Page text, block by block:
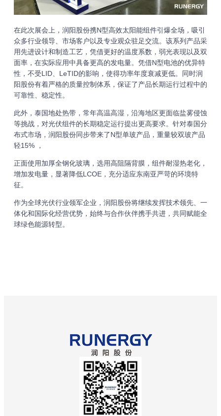
在此次展会上，润阳股份携N型高效太阳能组件引爆全场，吸引
众多行业领导、市场客户以及专业观众驻足交流。该系列产品采
用先进设计和制造工艺，凭借更好的温度系数，弱光表现以及双
面率，在实际应用中具备更高的发电量。凭借N型电池的优异特
性，不受LID、LeTID的影响，使得功率年度衰减更低。同时润
阳股份有着严格的质量控制体系，保证了产品长期运行过程中的
可靠性、稳定性。
此外，泰国地处热带，常年高温高湿，沿海地区更面临盐雾侵蚀
等挑战，对光伏组件的长期稳定运行提出更高要求。针对泰国分
布式市场，润阳股份同步带来了N型单玻产品，重量较双玻产品
轻15% ，
正面使用加厚全钢化玻璃，选用高阻隔背膜，组件耐湿热老化，
增加发电量，显著降低LCOE，充分适应东南亚严苛的环境特
征。
作为全球光伏行业领军企业，润阳股份将继续发挥技术领先、一
体化和国际化经营优势，始终与合作伙伴携手共进，共同赋能全
球绿色能源转型。